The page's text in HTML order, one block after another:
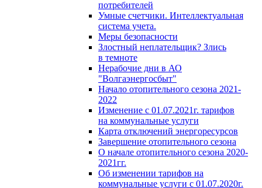
потребителей
Умные счетчики. Интеллектуальная
система учета.
Меры безопасности
Злостный неплательщик? Злись
в темноте
Нерабочие дни в АО
"Волгаэнергосбыт"
Начало отопительного сезона 2021-
2022
Изменение с 01.07.2021г. тарифов
на коммунальные услуги
Карта отключений энергоресурсов
Завершение отопительного сезона
О начале отопительного сезона 2020-
2021гг.
Об изменении тарифов на
коммунальные услуги с 01.07.2020г.